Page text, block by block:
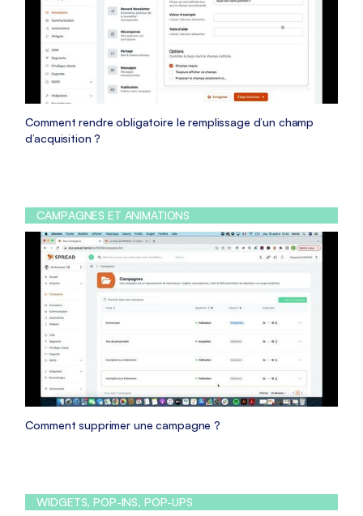
Comment rendre obligatoire le remplissage d’un champ
d’acquisition ?
CAMPAGNES ET ANIMATIONS
Comment supprimer une campagne ?
WIDGETS, POP-INS, POP-UPS